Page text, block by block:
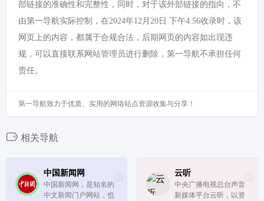
部链接的准确性和完整性，同时，对于该外部链接的指向，不
由第一导航实际控制，在2024年12月20日 下午4:56收录时，该
网页上的内容，都属于合规合法，后期网页的内容如出现违
规，可以直接联系网站管理员进行删除，第一导航不承担任何
责任。
第一导航致力于优质、实用的网络站点资源收集与分享！
相关导航
中国新闻网
中国新闻网，是知名的
中文新闻门户网站，也
云听
中央广播电视总台声音
新媒体平台云听，以资